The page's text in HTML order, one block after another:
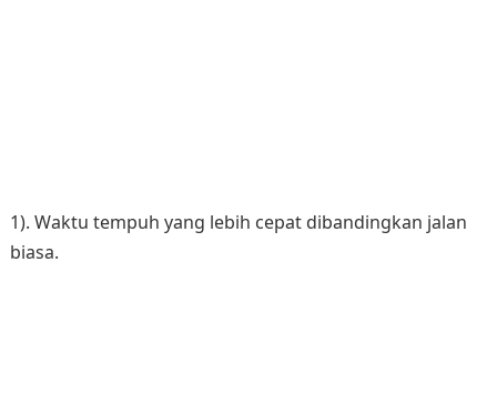
1). Waktu tempuh yang lebih cepat dibandingkan jalan
biasa.